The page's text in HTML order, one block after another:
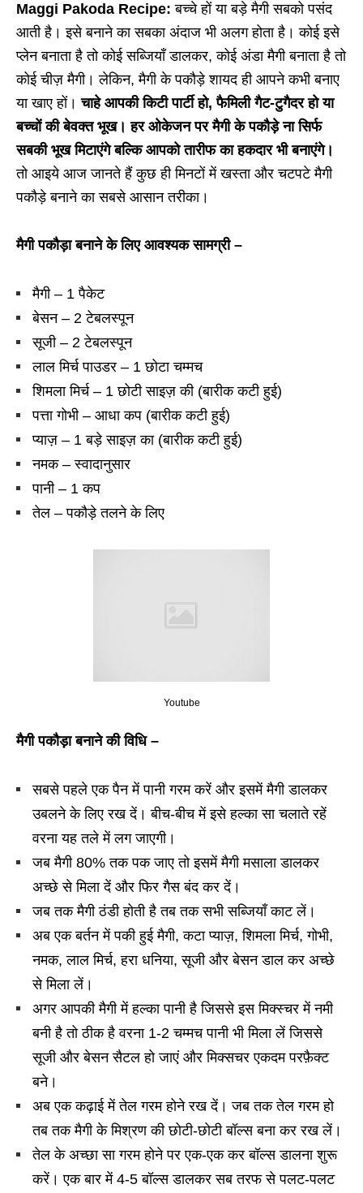
Maggi Pakoda Recipe: बच्चे हों या बड़े मैगी सबको पसंद
आती है। इसे बनाने का सबका अंदाज भी अलग होता है। कोई इसे
प्लेन बनाता है तो कोई सब्जियाँ डालकर, कोई अंडा मैगी बनाता है तो
कोई चीज़ मैगी। लेकिन, मैगी के पकौड़े शायद ही आपने कभी बनाए
या खाए हों।चाहे आपकी किटी पार्टी हो, फैमिली गैट-टुगैदर हो या
बच्चों की बेवक्त भूख। हर ओकेजन पर मैगी के पकौड़े ना सिर्फ
सबकी भूख मिटाएंगे बल्कि आपको तारीफ का हकदार भी बनाएंगे।
तो आइये आज जानते हैं कुछ ही मिनटों में खस्ता और चटपटे मैगी
पकौड़े बनाने का सबसे आसान तरीका।
मैगी पकौड़ा बनाने के लिए आवश्यक सामग्री –
मैगी – 1 पैकेट
बेसन – 2 टेबलस्पून
सूजी – 2 टेबलस्पून
लाल मिर्च पाउडर – 1 छोटा चम्मच
शिमला मिर्च – 1 छोटी साइज़ की (बारीक कटी हुई)
पत्ता गोभी – आधा कप (बारीक कटी हुई)
प्याज़ – 1 बड़े साइज़ का (बारीक कटी हुई)
नमक – स्वादानुसार
पानी – 1 कप
तेल – पकौड़े तलने के लिए
Youtube
मैगी पकौड़ा बनाने की विधि –
सबसे पहले एक पैन में पानी गरम करें और इसमें मैगी डालकर
उबलने के लिए रख दें। बीच-बीच में इसे हल्का सा चलाते रहें
वरना यह तले में लग जाएगी।
जब मैगी 80% तक पक जाए तो इसमें मैगी मसाला डालकर
अच्छे से मिला दें और फिर गैस बंद कर दें।
जब तक मैगी ठंडी होती है तब तक सभी सब्जियाँ काट लें।
अब एक बर्तन में पकी हुई मैगी, कटा प्याज़, शिमला मिर्च, गोभी,
नमक, लाल मिर्च, हरा धनिया, सूजी और बेसन डाल कर अच्छे
से मिला लें।
अगर आपकी मैगी में हल्का पानी है जिससे इस मिक्स्चर में नमी
बनी है तो ठीक है वरना 1-2 चम्मच पानी भी मिला लें जिससे
सूजी और बेसन सैटल हो जाएं और मिक्सचर एकदम परफ़ैक्ट
बने।
अब एक कढ़ाई में तेल गरम होने रख दें। जब तक तेल गरम हो
तब तक मैगी के मिश्रण की छोटी-छोटी बॉल्स बना कर रख लें।
तेल के अच्छा सा गरम होने पर एक-एक कर बॉल्स डालना शुरू
करें। एक बार में 4-5 बॉल्स डालकर सब तरफ से पलट-पलट